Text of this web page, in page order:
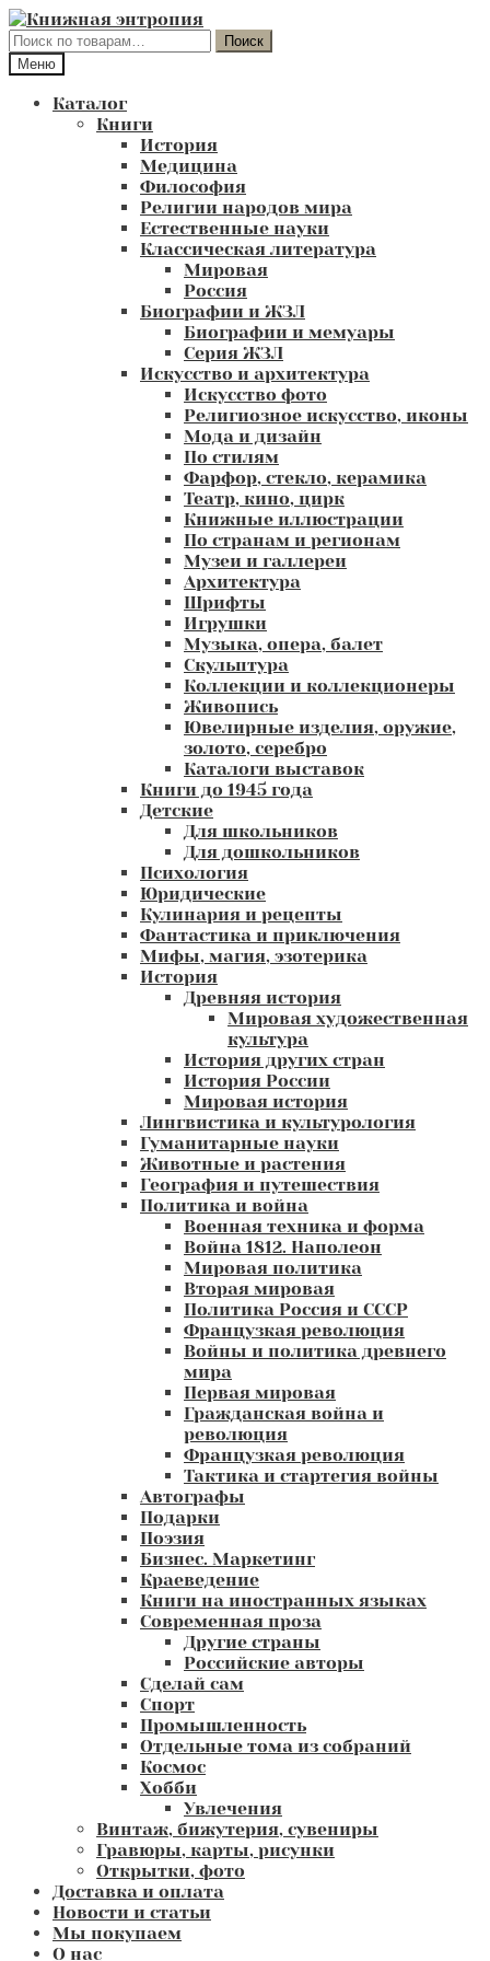
Перейти
к
навигации
Перейти
к
содержимому
Искать:
Поиск
Меню
Каталог
Книги
История
Медицина
Философия
Религии народов мира
Естественные науки
Классическая литература
Мировая
Россия
Биографии и ЖЗЛ
Биографии и мемуары
Серия ЖЗЛ
Искусство и архитектура
Искусство фото
Религиозное искусство, иконы
Мода и дизайн
По стилям
Фарфор, стекло, керамика
Театр, кино, цирк
Книжные иллюстрации
По странам и регионам
Музеи и галлереи
Архитектура
Шрифты
Игрушки
Музыка, опера, балет
Скульптура
Коллекции и коллекционеры
Живопись
Ювелирные изделия, оружие,
золото, серебро
Каталоги выставок
Книги до 1945 года
Детские
Для школьников
Для дошкольников
Психология
Юридические
Кулинария и рецепты
Фантастика и приключения
Мифы, магия, эзотерика
История
Древняя история
Мировая художественная
культура
История других стран
История России
Мировая история
Лингвистика и культурология
Гуманитарные науки
Животные и растения
География и путешествия
Политика и война
Военная техника и форма
Война 1812. Наполеон
Мировая политика
Вторая мировая
Политика Россия и СССР
Французкая революция
Войны и политика древнего
мира
Первая мировая
Гражданская война и
революция
Французкая революция
Тактика и стартегия войны
Автографы
Подарки
Поэзия
Бизнес. Маркетинг
Краеведение
Книги на иностранных языках
Современная проза
Другие страны
Российские авторы
Сделай сам
Спорт
Промышленность
Отдельные тома из собраний
Космос
Хобби
Увлечения
Винтаж, бижутерия, сувениры
Гравюры, карты, рисунки
Открытки, фото
Доставка и оплата
Новости и статьи
Мы покупаем
О нас